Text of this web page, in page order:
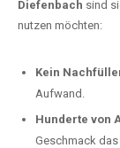
Diefenbach sind
nutzen möchten:
Kein
Aufwand.
Hunderte von
Geschmack